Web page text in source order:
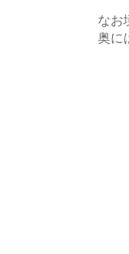
なお
奥に